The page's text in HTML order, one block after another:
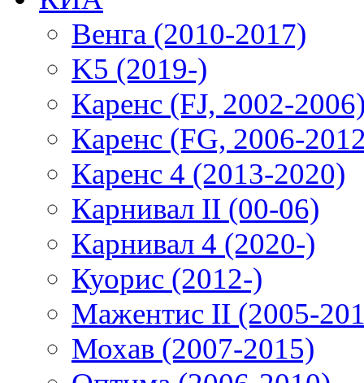
Венга (2010-2017)
K5 (2019-)
Каренс (FJ, 2002-
Каренс (FG, 2006-
Каренс 4 (2013-2020)
Карнивал II (00-06)
Карнивал 4 (2020-)
Куорис (2012-)
Мажентис II (2005-
Мохав (2007-2015)